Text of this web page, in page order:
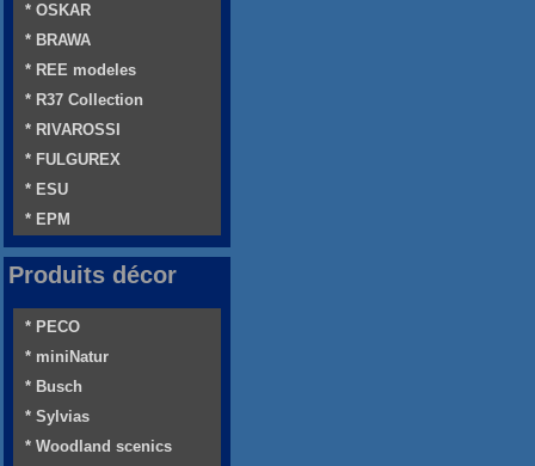
* OSKAR
* BRAWA
* REE modeles
* R37 Collection
* RIVAROSSI
* FULGUREX
* ESU
* EPM
Produits décor
* PECO
* miniNatur
* Busch
* Sylvias
* Woodland scenics